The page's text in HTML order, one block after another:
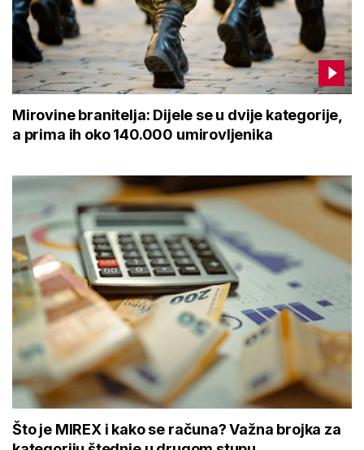
Mirovine branitelja: Dijele se u dvije kategorije,
a prima ih oko 140.000 umirovljenika
Što je MIREX i kako se računa? Važna brojka za